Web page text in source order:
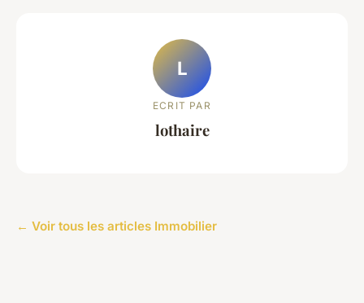
L
ECRIT PAR
lothaire
← Voir tous les articles Immobilier